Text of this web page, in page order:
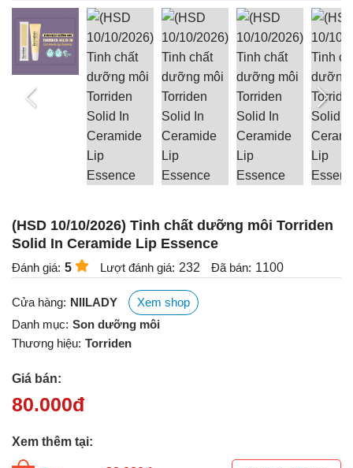
(HSD 10/10/2026) Tinh chất dưỡng môi Torriden
Solid In Ceramide Lip Essence
Đánh giá: 5 Lượt đánh giá: 232 Đã bán: 1100
Cửa hàng: NIILADY
Xem shop
Danh mục: Son dưỡng môi
Thương hiệu: Torriden
Giá bán:
80.000đ
Xem thêm tại: